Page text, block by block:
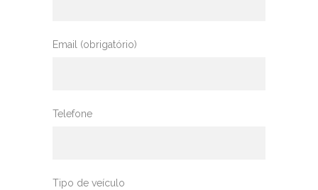
Email (obrigatório)
Telefone
Tipo de veículo